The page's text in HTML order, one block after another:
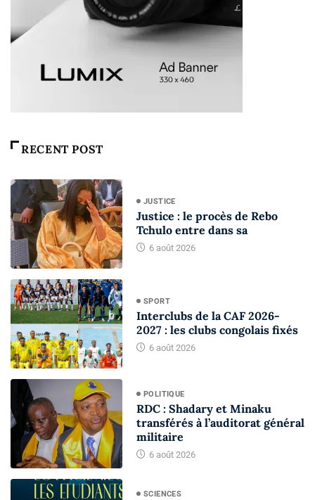
RECENT POST
JUSTICE
Justice : le procès de Rebo
Tchulo entre dans sa
6 août 2026
SPORT
Interclubs de la CAF 2026-
2027 : les clubs congolais fixés
6 août 2026
POLITIQUE
RDC : Shadary et Minaku
transférés à l’auditorat général
militaire
6 août 2026
SCIENCES